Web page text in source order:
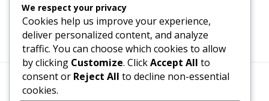
30,66lei
Termeni, Condiții & Protecția Datelor (GDPR)
We respect your privacy
Cookies help us improve your experience,
deliver personalized content, and analyze
traffic. You can choose which cookies to allow
by clicking Customize. ClickAccept All to
consent or Reject All to decline non-essential
cookies.